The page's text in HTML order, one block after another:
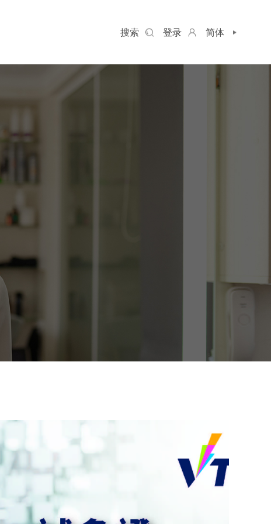
搜索 登录 简体